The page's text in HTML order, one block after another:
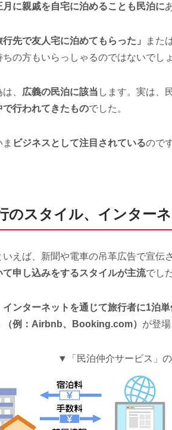
月に親戚を自宅に泊めることも民泊に
行先で友人宅に泊めてもらった」 また
の方もいらっしゃるのではないでし
、 広義の民泊に該当 します。実は、
で行われてきたものでした。
ビジネスとして注目されているので
のスタイル、インター
えば、新聞や電車の吊革広告で宣伝
申し込みをするスタイルが主流でし
インターネットを通じて旅行者に1泊
（例：Airbnb、Booking.com） が登場
▼「民泊仲介サービス」